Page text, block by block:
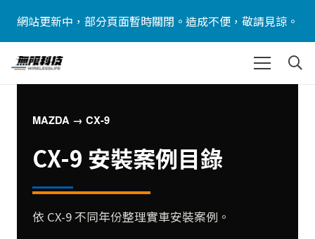
網站更新中，部分頁面暫時關閉。造成不便，敬請見諒。
MAZDA → CX-9
CX-9 安裝案例目錄
依 CX-9 不同年份整理實車安裝案例。